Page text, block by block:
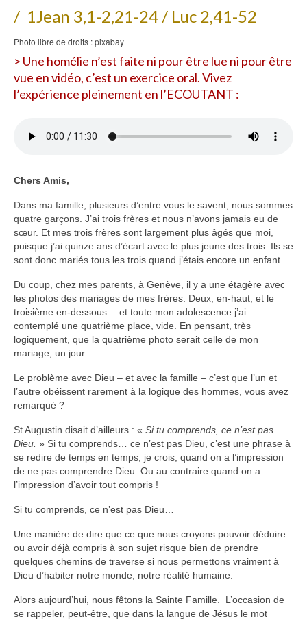
Echo Magazine – Une Question
Voir
Selfies de Mariages
EdenCinéma
Autres Vidéos
Apprendre
Conférences, Retraites
Enseignements ALTIUS
Enseignements CCRFE-ABC
Autres Enseignements
Retraites
Anciens enseignements Théodule
Prier
Partagez une prière
Partagez votre prière
Lieux et Dates
Prochaines Messes
/ 1Jean 3,1-2,21-24 / Luc 2,41-52
Photo libre de droits : pixabay
> Une homélie n’est faite ni pour être lue ni pour être
vue en vidéo, c’est un exercice oral. Vivez
l’expérience pleinement en l’ECOUTANT :
Chers Amis,
Dans ma famille, plusieurs d’entre vous le savent, nous sommes
quatre garçons. J’ai trois frères et nous n’avons jamais eu de
sœur. Et mes trois frères sont largement plus âgés que moi,
puisque j’ai quinze ans d’écart avec le plus jeune des trois. Ils se
sont donc mariés tous les trois quand j’étais encore un enfant.
Du coup, chez mes parents, à Genève, il y a une étagère avec
les photos des mariages de mes frères. Deux, en-haut, et le
troisième en-dessous… et toute mon adolescence j’ai
contemplé une quatrième place, vide. En pensant, très
logiquement, que la quatrième photo serait celle de mon
mariage, un jour.
Le problème avec Dieu – et avec la famille – c’est que l’un et
l’autre obéissent rarement à la logique des hommes, vous avez
remarqué ?
St Augustin disait d’ailleurs : « Si tu comprends, ce n’est pas
Dieu. » Si tu comprends… ce n’est pas Dieu, c’est une phrase à
se redire de temps en temps, je crois, quand on a l’impression
de ne pas comprendre Dieu. Ou au contraire quand on a
l’impression d’avoir tout compris !
Si tu comprends, ce n’est pas Dieu…
Une manière de dire que ce que nous croyons pouvoir déduire
ou avoir déjà compris à son sujet risque bien de prendre
quelques chemins de traverse si nous permettons vraiment à
Dieu d’habiter notre monde, notre réalité humaine.
Alors aujourd’hui, nous fêtons la Sainte Famille. L’occasion de
se rappeler, peut-être, que dans la langue de Jésus le mot